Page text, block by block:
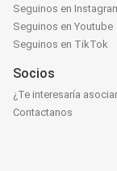
Seguinos en
Seguinos en Youtube
Seguinos en TikTok
Socios
¿Te interesaría
Contactanos